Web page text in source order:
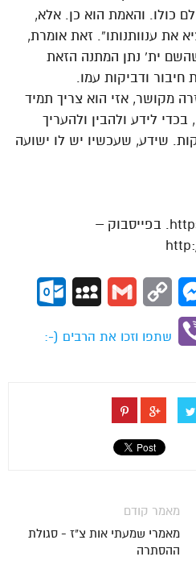
כולו. והאמת הוא כן. אלא,
את ענוותנותו”. זאת אומרת,
ית’ נתן המתנה הזאת
ודביקות עמו.
מקושר, אזי הוא צריך תמיד
לידע ולהבין ולהעריך
שידע, שעכשיו יש לו ישועה
“הסולם”- https://hasulam.co.il. בפייסבוק –
Messenger
Copy
Gmail
MySpace
Viber
שתפו וזכו את הרבים (-:
מאמר קודם
מאמרי שמעתי אות צ"ז - סגולת
ההסתרה